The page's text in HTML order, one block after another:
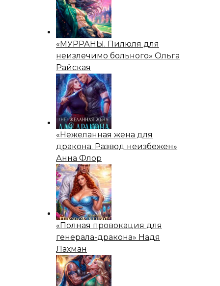
«МУРРАНЫ. Пилюля для
неизлечимо больного» Ольга
Райская
«Нежеланная жена для
дракона. Развод неизбежен»
Анна Флор
«Полная провокация для
генерала-дракона» Надя
Лахман